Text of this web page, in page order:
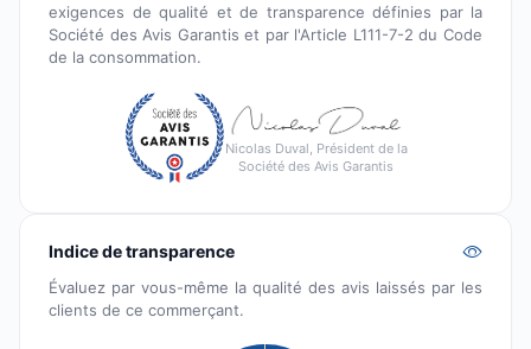
exigences de qualité et de transparence définies par la
Société des Avis Garantis et par l'Article L111-7-2 du Code
de la consommation.
Nicolas Duval, Président de la
Société des Avis Garantis
Indice de transparence
Évaluez par vous-même la qualité des avis laissés par les
clients de ce commerçant.